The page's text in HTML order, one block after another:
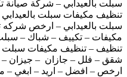
سبلت بالعيدابي – شركة صيانة
تنظيف مكيفات سبلت
سبلت بالعيدابي – ارخص شركه
مكيفات – تكييف – شباك –
تنظيف – تنظيف مكيفات
شقق – فلل – جازان – جيزان –
ارخص – افضل – اريد – ابغي –